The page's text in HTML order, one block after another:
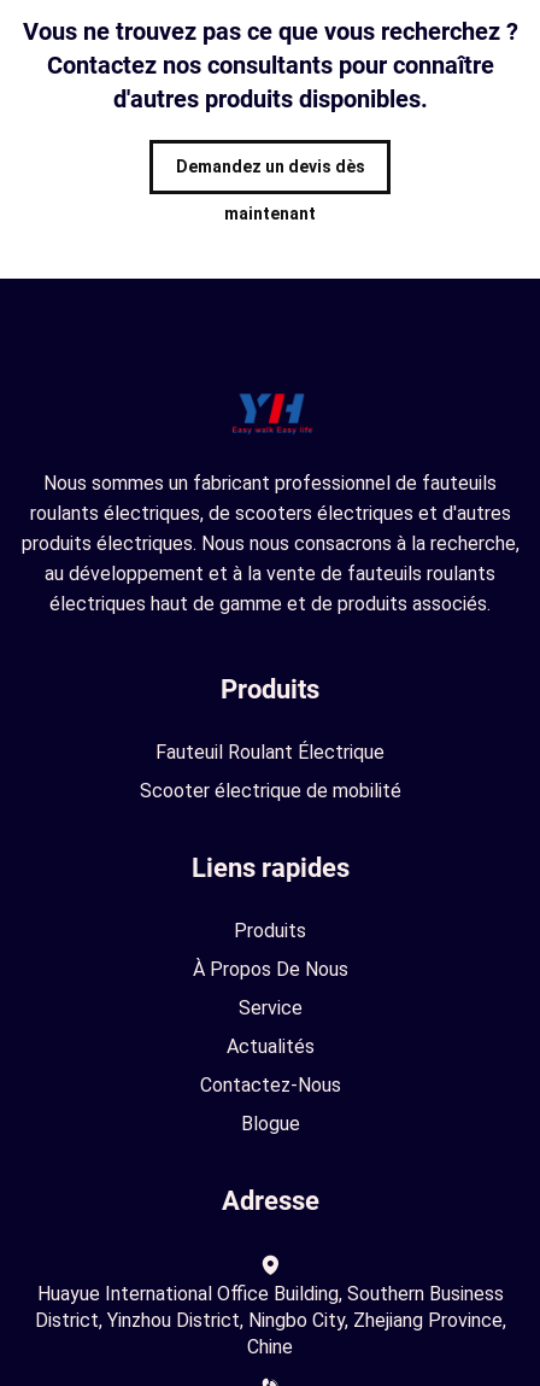
Vous ne trouvez pas ce que vous recherchez ?
Contactez nos consultants pour connaître
d'autres produits disponibles.
Demandez un devis dès
maintenant
Nous sommes un fabricant professionnel de fauteuils
roulants électriques, de scooters électriques et d'autres
produits électriques. Nous nous consacrons à la recherche,
au développement et à la vente de fauteuils roulants
électriques haut de gamme et de produits associés.
Produits
Fauteuil Roulant Électrique
Scooter électrique de mobilité
Liens rapides
Produits
À Propos De Nous
Service
Actualités
Contactez-Nous
Blogue
Adresse
Huayue International Office Building, Southern Business
District, Yinzhou District, Ningbo City, Zhejiang Province,
Chine